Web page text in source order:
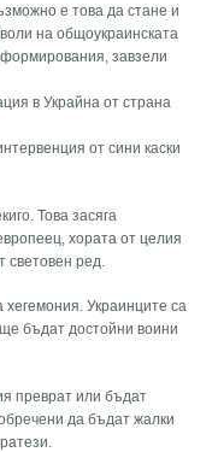
е това да стане и
на общоукраинската
завзели
в Украйна от страна
от сини каски
Това засяга
хората от целия
ред.
Украинците са
бъдат достойни воини
преврат или бъдат
да бъдат жалки